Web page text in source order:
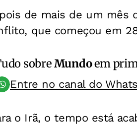
de mais de um mês
que começou em
sobreMundoem
Entre no canal do
o Irã, o tempo está